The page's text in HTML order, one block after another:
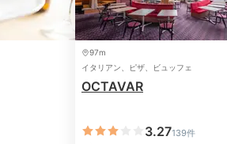
を用意
おそう
97m
イタリアン、ピザ、ビュッフェ
OCTAVAR
3.27139件